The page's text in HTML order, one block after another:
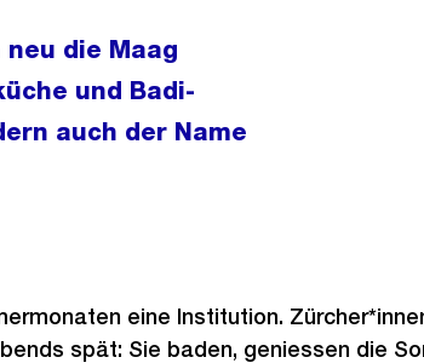
die Maag
und Badi-
auch der Name
eine Institution.
spät: Sie baden, geniessen die